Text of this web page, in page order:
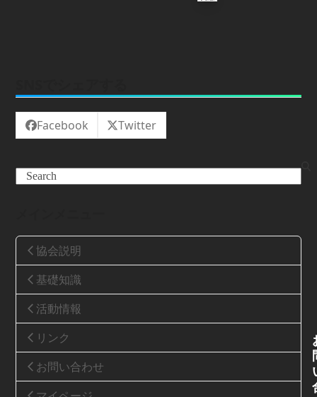
Facebook Twitter
Search
協会説明
基礎知識
活動情報
リンク
お問い合わせ